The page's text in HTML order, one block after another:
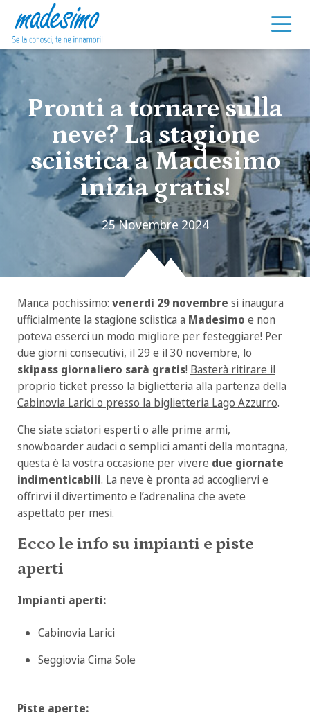
Vai al contenuto
Pronti a tornare sulla
neve? La stagione
sciistica a Madesimo
inizia gratis!
25 Novembre 2024
Manca pochissimo: venerdì 29 novembre si inaugura
ufficialmente la stagione sciistica a Madesimo e non
poteva esserci un modo migliore per festeggiare! Per
due giorni consecutivi, il 29 e il 30 novembre, lo
skipass giornaliero sarà gratis! Basterà ritirare il
proprio ticket presso la biglietteria alla partenza della
Cabinovia Larici o presso la biglietteria Lago Azzurro.
Che siate sciatori esperti o alle prime armi,
snowboarder audaci o semplici amanti della montagna,
questa è la vostra occasione per vivere due giornate
indimenticabili. La neve è pronta ad accogliervi e
offrirvi il divertimento e l’adrenalina che avete
aspettato per mesi.
Ecco le info su impianti e piste
aperti
Impianti aperti:
Cabinovia Larici
Seggiovia Cima Sole
Piste aperte: